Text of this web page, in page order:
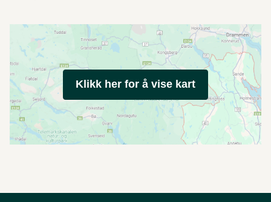
Klikk her for å vise kart